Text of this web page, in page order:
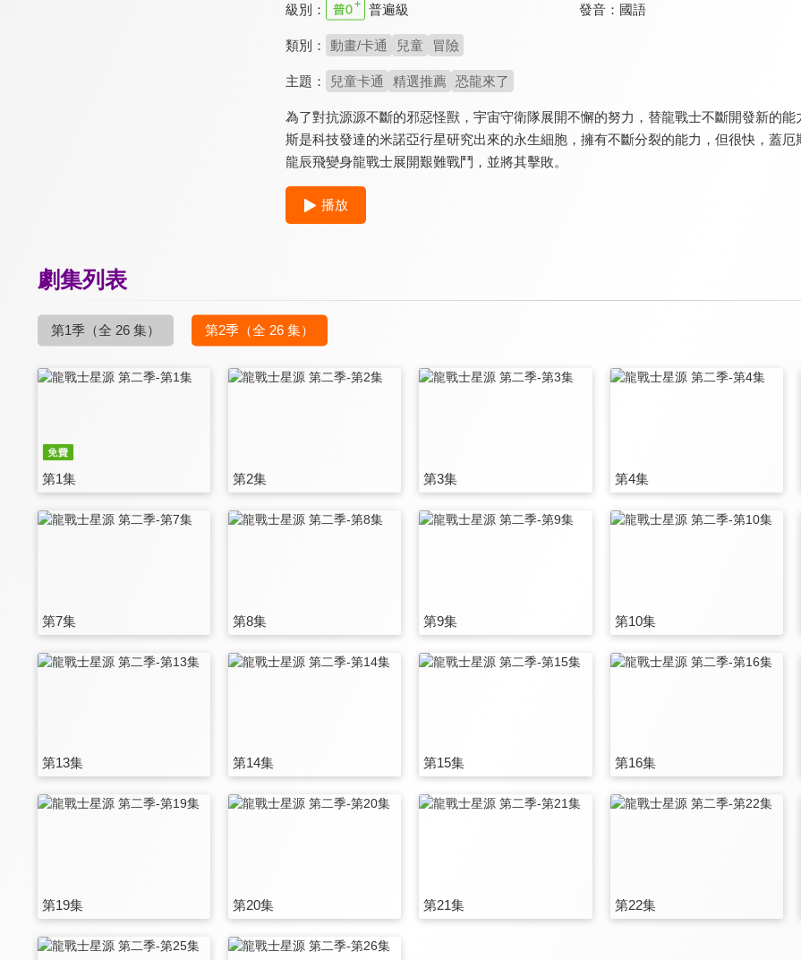
級別： 普遍級 發音： 國語
類別： 動畫/卡通 兒童 冒險
主題： 兒童卡通 精選推薦 恐龍來了
為了對抗源源不斷的邪惡怪獸，宇宙守衛隊展開不懈的努力，替龍戰士不斷開發新的
斯是科技發達的米諾亞行星研究出來的永生細胞，擁有不斷分裂的能力，但很快，蓋
龍辰飛變身龍戰士展開艱難戰鬥，並將其擊敗。
播放
劇集列表
第1季 （全 26 集） 第2季 （全 26 集）
第1集 第2集 第3集 第4集
第7集 第8集 第9集 第10集
第13集 第14集 第15集 第16集
第19集 第20集 第21集 第22集